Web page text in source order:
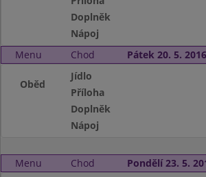
Doplněk
Nápoj
Menu
Chod Pátek 20. 5.
Oběd
Jídlo
Příloha
Doplněk
Nápoj
Menu Chod Pondělí 23. 5.